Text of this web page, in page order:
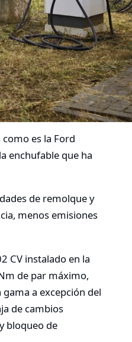
es la Ford
enchufable que ha
de remolque y
menos emisiones
CV instalado en la
de par máximo,
a excepción del
de cambios
bloqueo de